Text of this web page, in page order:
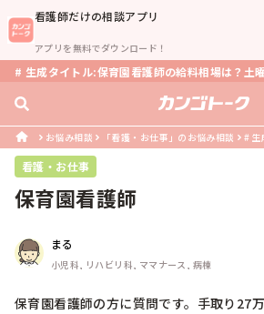
看護師だけの相談アプリ
アプリを無料でダウンロード！
# 生成タイトル:保育園看護師の給料相場は？土
お悩み相談 「看護・お仕事」のお悩み相談 # 生
看護・お仕事
保育園看護師
まる
小児科, リハビリ科, ママナース, 病棟
保育園看護師の方に質問です。手取り27